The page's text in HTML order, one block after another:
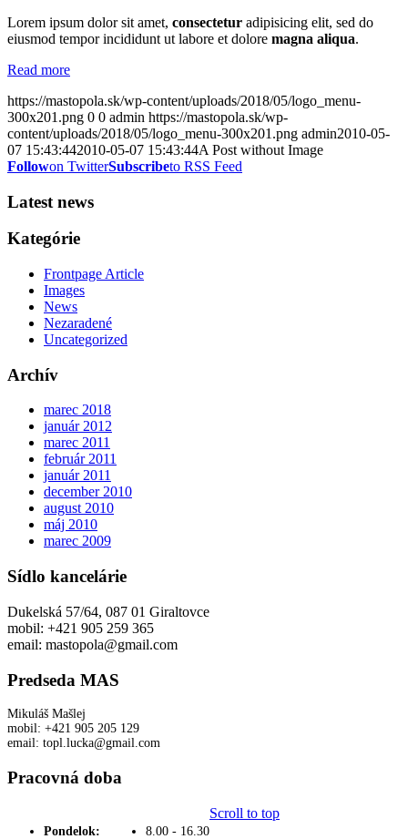
Lorem ipsum dolor sit amet, consectetur adipisicing elit, sed do
eiusmod tempor incididunt ut labore et dolore magna aliqua.
Read more
https://mastopola.sk/wp-content/uploads/2018/05/logo_menu-
300x201.png 0 0 admin https://mastopola.sk/wp-
content/uploads/2018/05/logo_menu-300x201.png admin2010-05-
07 15:43:442010-05-07 15:43:44A Post without Image
Followon TwitterSubscribeto RSS Feed
Latest news
Kategórie
Frontpage Article
Images
News
Nezaradené
Uncategorized
Archív
marec 2018
január 2012
marec 2011
február 2011
január 2011
december 2010
august 2010
máj 2010
marec 2009
Sídlo kancelárie
Dukelská 57/64, 087 01 Giraltovce
mobil: +421 905 259 365
email: mastopola@gmail.com
Predseda MAS
Mikuláš Mašlej
mobil: +421 905 205 129
email: topl.lucka@gmail.com
Pracovná doba
Pondelok: 8.00 - 16.30
Scroll to top